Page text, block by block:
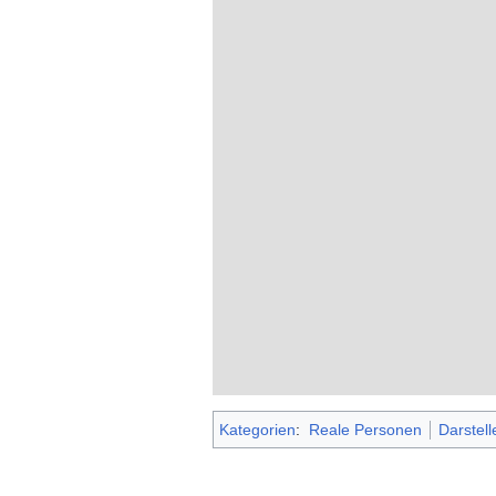
Kategorien: Reale Personen